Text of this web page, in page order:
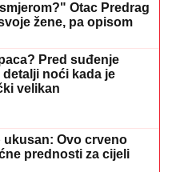
Otac Predrag
žene, pa opisom
Pred suđenje
noći kada je
velikan
ukusan: Ovo crveno
prednosti za cijeli